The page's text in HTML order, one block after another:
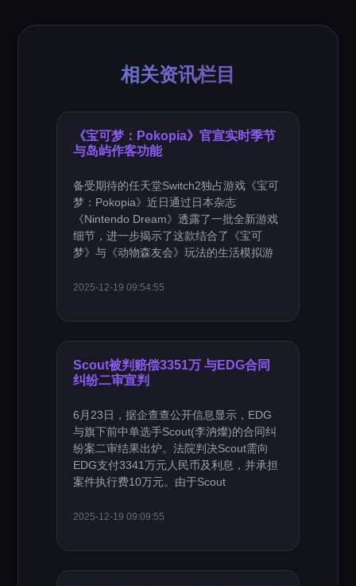
相关资讯栏目
《宝可梦：Pokopia》官宣实时季节
与岛屿作客功能
备受期待的任天堂Switch2独占游戏《宝可
梦：Pokopia》近日通过日本杂志
《Nintendo Dream》透露了一批全新游戏
细节，进一步揭示了这款结合了《宝可
梦》与《动物森友会》玩法的生活模拟游
2025-12-19 09:54:55
Scout被判赔偿3351万 与EDG合同
纠纷二审宣判
6月23日，据企查查公开信息显示，EDG
与旗下前中单选手Scout(李汭燦)的合同纠
纷案二审结果出炉。法院判决Scout需向
EDG支付3341万元人民币及利息，并承担
案件执行费10万元。由于Scout
2025-12-19 09:09:55